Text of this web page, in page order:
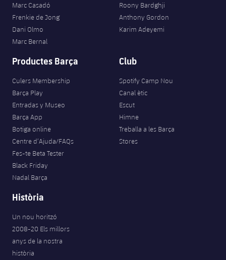
Marc Casadó
Frenkie de Jong
Dani Olmo
Marc Bernal
Roony Bardghji
Anthony Gordon
Karim Adeyemi
Productes Barça
Culers Membership
Barça Play
Entradas y Museo
Barça App
Botiga online
Centre d’Ajuda/FAQs
Fes-te Beta Tester
Black Friday
Nadal Barça
Club
Spotify Camp Nou
Canal ètic
Escut
Himne
Treballa a les Barça
Stores
Història
Un nou horitzó
2008-20 Els millors
anys de la nostra
història